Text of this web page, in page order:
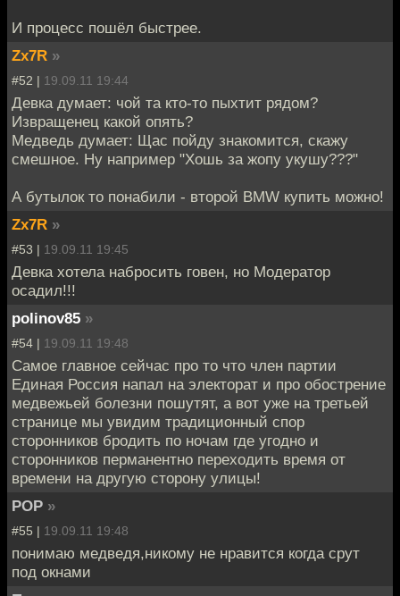
И процесс пошёл быстрее.
Zx7R »
#52 | 19.09.11 19:44
Девка думает: чой та кто-то пыхтит рядом?
Извращенец какой опять?
Медведь думает: Щас пойду знакомится, скажу
смешное. Ну например "Хошь за жопу укушу???"
А бутылок то понабили - второй BMW купить можно!
Zx7R »
#53 | 19.09.11 19:45
Девка хотела набросить говен, но Модератор
осадил!!!
polinov85 »
#54 | 19.09.11 19:48
Самое главное сейчас про то что член партии
Единая Россия напал на электорат и про обострение
медвежьей болезни пошутят, а вот уже на третьей
странице мы увидим традиционный спор
сторонников бродить по ночам где угодно и
сторонников перманентно переходить время от
времени на другую сторону улицы!
POP »
#55 | 19.09.11 19:48
понимаю медведя,никому не нравится когда срут
под окнами